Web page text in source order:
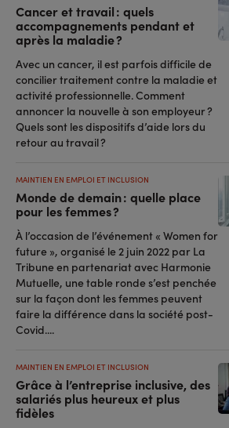
Cancer et travail : quels
accompagnements pendant et
après la maladie ?
Avec un cancer, il est parfois difficile de
concilier traitement contre la maladie et
activité professionnelle. Comment
annoncer la nouvelle à son employeur ?
Quels sont les dispositifs d’aide lors du
retour au travail ?
Monde de demain : quelle place
pour les femmes ?
MAINTIEN EN EMPLOI ET INCLUSION
À l’occasion de l’événement « Women for
future », organisé le 2 juin 2022 par La
Tribune en partenariat avec Harmonie
Mutuelle, une table ronde s’est penchée
sur la façon dont les femmes peuvent
faire la différence dans la société post-
Covid....
Grâce à l’entreprise inclusive, des
salariés plus heureux et plus
fidèles
MAINTIEN EN EMPLOI ET INCLUSION